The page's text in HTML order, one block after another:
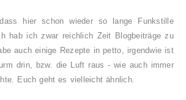
hier schon wieder so lange Funkstille
hab ich zwar reichlich Zeit Blogbeiträge zu
auch einige Rezepte in petto, irgendwie ist
drin, bzw. die Luft raus - wie auch immer
Euch geht es vielleicht ähnlich.